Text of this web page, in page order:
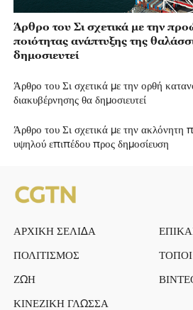
Άρθρο του Σι σχετικά με την
ποιότητας ανάπτυξης της
δημοσιευτεί
Άρθρο του Σι σχετικά με την ορθή
διακυβέρνησης θα δημοσιευτεί
Άρθρο του Σι σχετικά με την ακλόνητη
υψηλού επιπέδου προς δημοσίευση
ΑΡΧΙΚΗ ΣΕΛΙΔΑ
ΠΟΛΙΤΙΣΜΟΣ
ΤΟΠΟΙ
ΖΩΗ
ΚΙΝΕΖΙΚΗ ΓΛΩΣΣΑ